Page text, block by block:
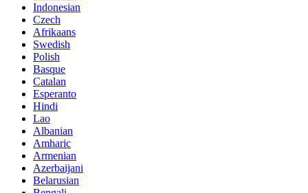
Indonesian
Czech
Afrikaans
Swedish
Polish
Basque
Catalan
Esperanto
Hindi
Lao
Albanian
Amharic
Armenian
Azerbaijani
Belarusian